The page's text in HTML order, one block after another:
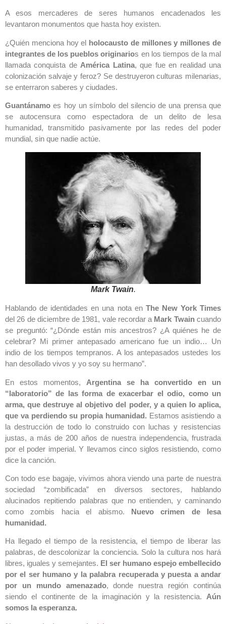
A esos mercaderes de seres humanos encadenados les
levantaron monumentos que hasta hoy existen.
¿Quién menciona hoy el holocausto de millones y millones de
integrantes de los pueblos originarios en los tiempos de la mal
llamada conquista de América Latina, que fue en realidad una
colonización salvaje y feroz? Se destruyeron culturas milenarias,
se enterraron saberes y ciudades.
Guantánamo es hoy un símbolo del silencio de una prensa que
se autocensura como espectadora de un delito de lesa
humanidad, transmitido pasivamente por las redes del poder
mundial, sin que nadie actúe.
Mark Twain.
Hablando de identidades en una nota en The New York Times
del 26 de diciembre de 1981, vale recordar a Mark Twaincuando
se preguntó: “¿Dónde están mis ancestros? ¿A quiénes he de
celebrar? Mi primer antepasado americano fue un indio… Un
indio de los tiempos tempranos. A los antepasados ustedes los
han desollado vivos y yo soy su hermano”.
En estos momentos, Argentina se ha convertido en un
“laboratorio” de las forma de exacerbar el odio, como un
arma, que destruye al objetivo del poder, y a quien lo aplica,
que va perdiendo su propia humanidad. Estamos asistiendo a
la destrucción de todo lo construido con luchas y resistencias
justas, a más de 200 años de nuestra independencia, frustrada
por el poder imperial. Y llevamos cinco siglos resistiendo, como
dice la canción.
Con todo ese bagaje, vivimos ahora viendo una parte de nuestra
sociedad “zombificada” en diversos sectores, hablando
alucinados repitiendo palabras que no entienden, y caminando
como zombis hacia el abismo. Nuevo crimen de lesa
humanidad.
Ha llegado el tiempo de la resistencia, el tiempo de liberar las
palabras, de descolonizar la conciencia. Solo la cultura nos hará
libres, iguales y semejantes. El ser humano espejo embellecido
por el ser humano y la palabra recuperada y puesta a andar
por un mundo amenazado, donde nuestra región continúa
siendo el continente de la imaginación y la resistencia. Aún
somos la esperanza.